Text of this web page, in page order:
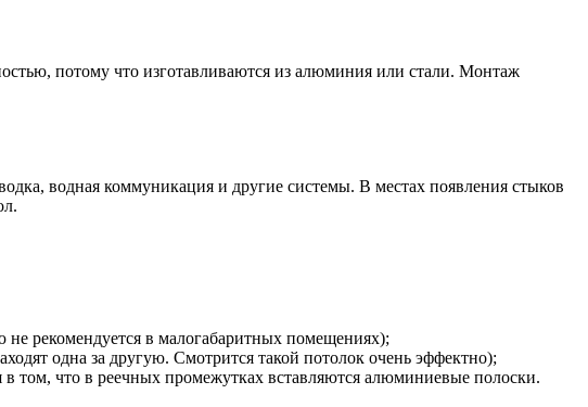
потому что изготавливаются из алюминия или стали. Монтаж
водная коммуникация и другие системы. В местах появления стыков
не рекомендуется в малогабаритных помещениях);
одна за другую. Смотрится такой потолок очень эффектно);
том, что в реечных промежутках вставляются алюминиевые полоски.